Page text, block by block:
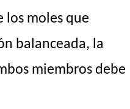
los moles que
balanceada, la
miembros debe